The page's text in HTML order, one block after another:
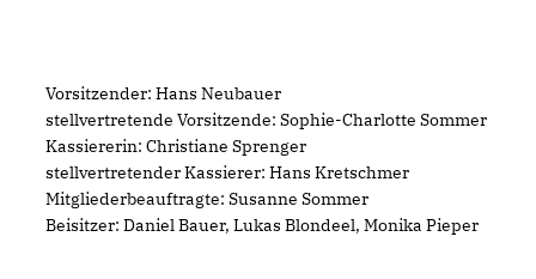
Vorsitzender: Hans Neubauer
stellvertretende Vorsitzende: Sophie-Charlotte Sommer
Kassiererin: Christiane Sprenger
stellvertretender Kassierer: Hans Kretschmer
Mitgliederbeauftragte: Susanne Sommer
Beisitzer: Daniel Bauer, Lukas Blondeel, Monika Pieper